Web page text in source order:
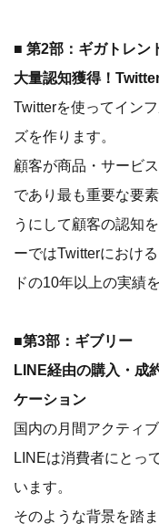
■ 第2部：ギガトレン
大量認知獲得！
Twitterを使ってイン
ズを作ります。
顧客が商品・サービ
であり最も重要な要
うにして顧客の認知
ーではTwitterにおけ
ドの10年以上の実績
■第3部：ギブリー
LINE経由の購入・成
ケーション
国内の月間アクティ
LINEは消費者にとっ
います。
そのような背景を踏